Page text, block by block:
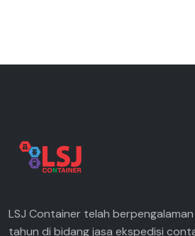
LSJ Container telah
tahun di bidang jasa ekspedisi